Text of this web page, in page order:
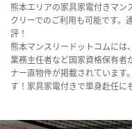
熊本エリアの家具家電付きマン
クリーでのご利用も可能です。
評！
熊本マンスリードットコムには
業務主任者など国家資格保有者
ナー直物件が掲載されています
す！家具家電付きで単身赴任に